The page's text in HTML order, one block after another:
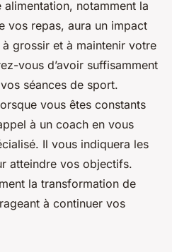
notamment la
vos repas, aura un impact
grossir et à maintenir votre
vous d’avoir suffisamment
séances de sport.
vous êtes constants
à un coach en vous
Il vous indiquera les
atteindre vos objectifs.
la transformation de
à continuer vos